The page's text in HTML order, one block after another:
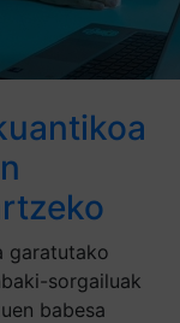
garatutako
sorgailuak
babesa